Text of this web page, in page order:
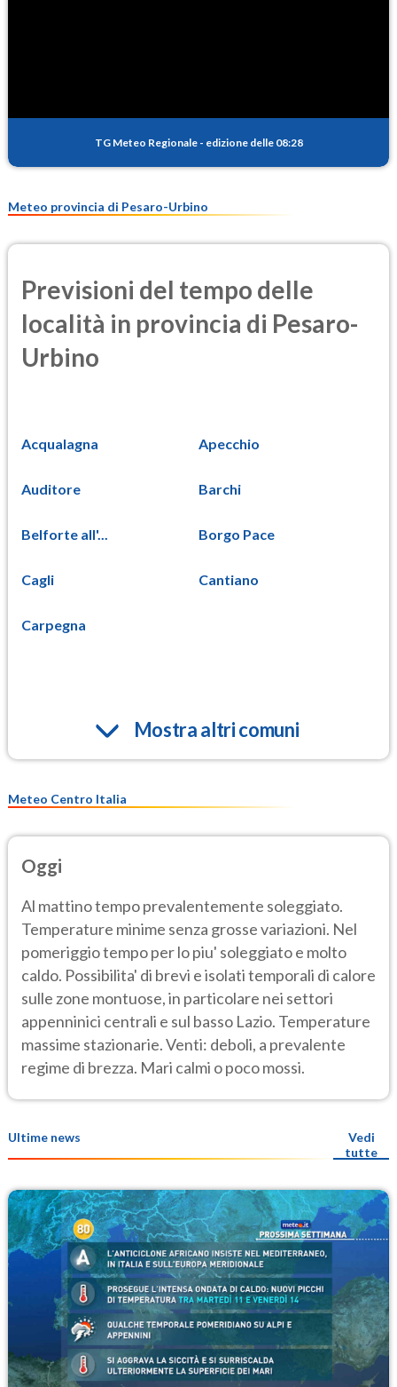
TG Meteo Regionale - edizione delle 08:28
Meteo provincia di Pesaro-Urbino
Previsioni del tempo delle
località in provincia di Pesaro-
Urbino
Acqualagna Apecchio
Auditore Barchi
Belforte all'... Borgo Pace
Cagli Cantiano
Carpegna
Mostra altri comuni
Meteo Centro Italia
Oggi
Al mattino tempo prevalentemente soleggiato.
Temperature minime senza grosse variazioni. Nel
pomeriggio tempo per lo piu' soleggiato e molto
caldo. Possibilita' di brevi e isolati temporali di calore
sulle zone montuose, in particolare nei settori
appenninici centrali e sul basso Lazio. Temperature
massime stazionarie. Venti: deboli, a prevalente
regime di brezza. Mari calmi o poco mossi.
Ultime news
Vedi
tutte